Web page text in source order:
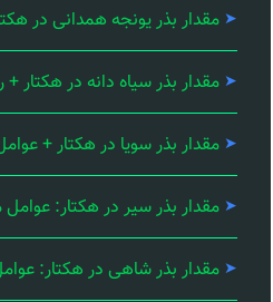
مقدار بذر یونجه همدانی در
مقدار بذر سیاه دانه در هکتار
مقدار بذر سویا در هکتار +
مقدار بذر سیر در هکتار:
مقدار بذر شاهی در هکتار: